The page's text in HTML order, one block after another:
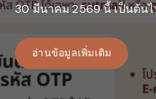
30 มีนาคม 2569 นี้ เป็นต้น
อ่านข้อมูลเพิ่มเติม